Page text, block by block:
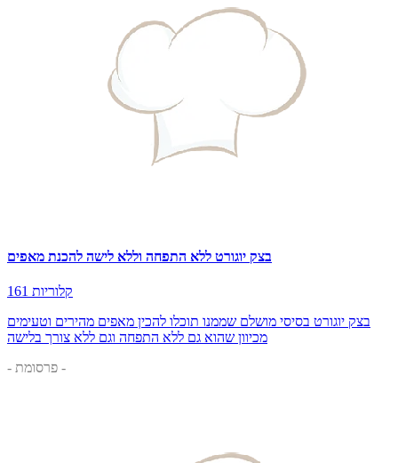
בצק יוגורט ללא התפחה וללא לישה להכנת מאפים
161 קלוריות
בצק יוגורט בסיסי מושלם שממנו תוכלו להכין מאפים מהירים וטעימים
מכיוון שהוא גם ללא התפחה וגם ללא צורך בלישה
- פרסומת -